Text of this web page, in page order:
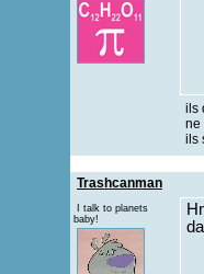
ils
ne
ils
Trashcanman
I talk to planets
baby!